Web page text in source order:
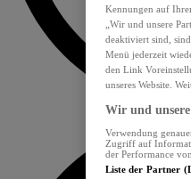
Kennungen auf
„Wir und unsere
deaktiviert sind,
Menü jederzeit
den Link
unseres Website.
Wir und
Verwendung
Zugriff auf
der Performance
Liste der Partner